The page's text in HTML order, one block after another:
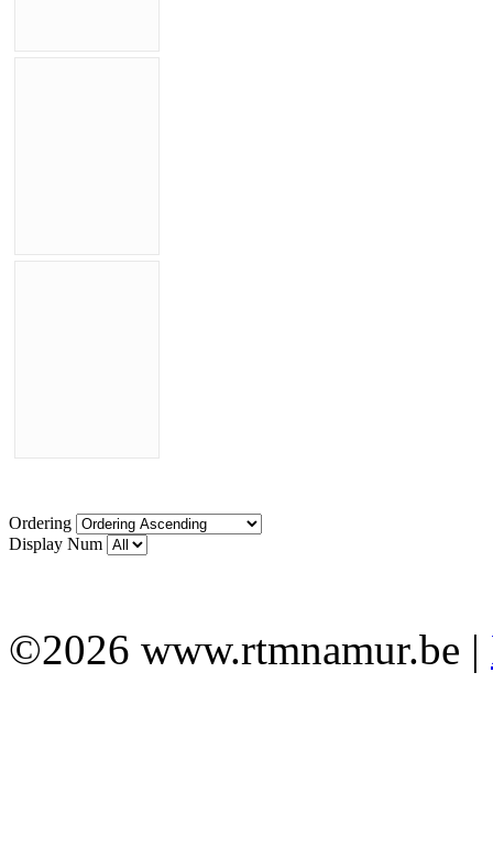
Ordering
Display Num
©2026 www.rtmnamur.be |